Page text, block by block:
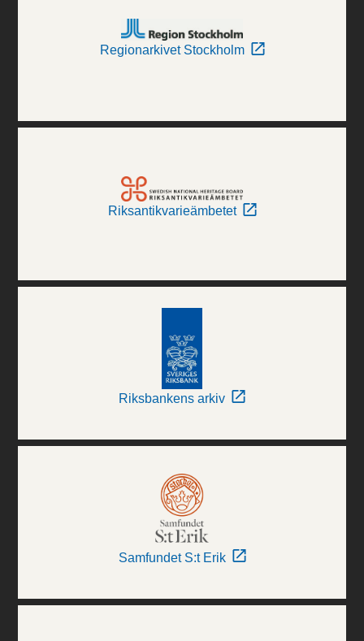
Regionarkivet Stockholm
Riksantikvarieämbetet
Riksbankens arkiv
Samfundet S:t Erik